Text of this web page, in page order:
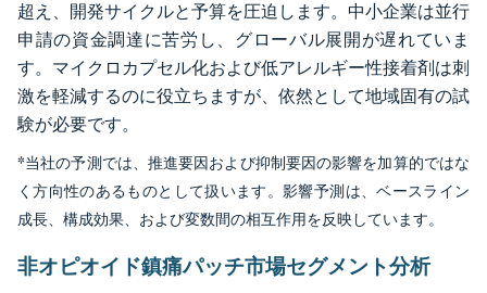
超え、開発サイクルと予算を圧迫します。中小企業は並行
申請の資金調達に苦労し、グローバル展開が遅れていま
す。マイクロカプセル化および低アレルギー性接着剤は刺
激を軽減するのに役立ちますが、依然として地域固有の試
験が必要です。
*当社の予測では、推進要因および抑制要因の影響を加算的ではな
く方向性のあるものとして扱います。影響予測は、ベースライン
成長、構成効果、および変数間の相互作用を反映しています。
非オピオイド鎮痛パッチ市場セグメント分析